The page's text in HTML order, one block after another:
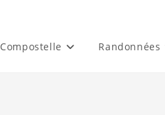
Compostelle Randonnées